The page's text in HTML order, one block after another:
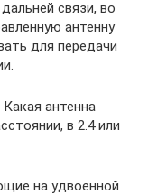
связи, во
антенну
для передачи
антенна
в 2.4 или
на удвоенной